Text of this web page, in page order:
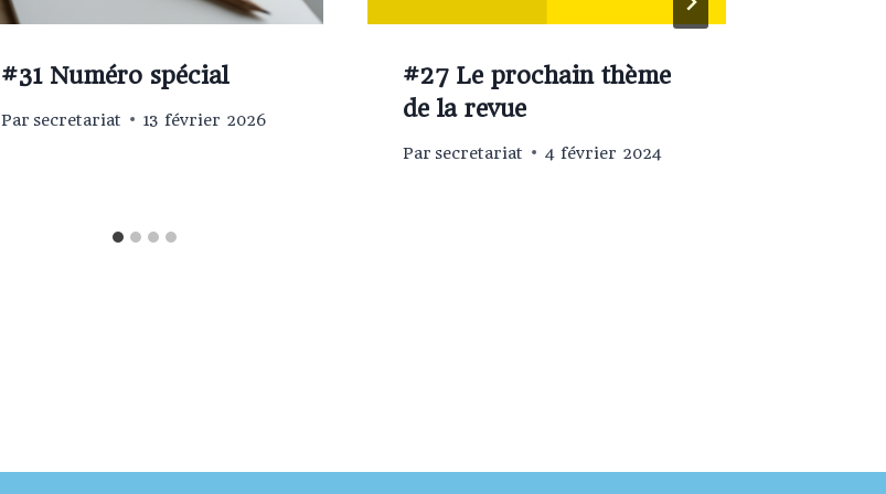
#31 Numéro spécial
Par secretariat 13 février 2026
#27 Le prochain thème
de la revue
Par secretariat 4 février 2024